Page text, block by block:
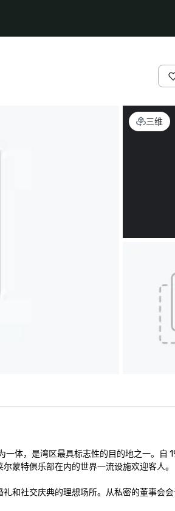
三维
体，是湾区最具标志性的目的地之一。自
蒙特俱乐部在内的世界一流设施欢迎客人。
和社交庆典的理想场所。从私密的董事会